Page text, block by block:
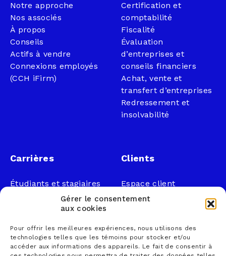
Gérer le consentement
aux cookies
Pour offrir les meilleures expériences, nous utilisons des
technologies telles que les témoins pour stocker et/ou
accéder aux informations des appareils. Le fait de consentir à
Notre approche
Nos associés
À propos
Conseils
Actifs à vendre
Connexions employés
(CCH iFirm)
Certification et
comptabilité
Fiscalité
Évaluation
d’entreprises et
conseils financiers
Achat, vente et
transfert d’entreprises
Redressement et
insolvabilité
Carrières
Étudiants et stagiaires
Professionnels
Nous joindre
1 866 833-2114 (sans
frais)
Clients
Espace client
Légal
Loi sur la faillite et
l’insolvabilité